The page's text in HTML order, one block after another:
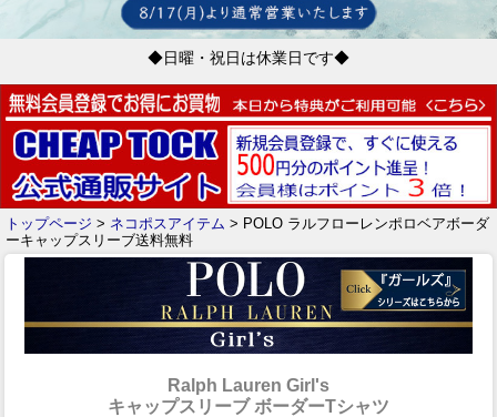
◆日曜・祝日は休業日です◆
トップページ > ネコポスアイテム > POLO ラルフローレンポロベアボーダ
ーキャップスリーブ送料無料
Ralph Lauren Girl's
キャップスリーブ ボーダーTシャツ